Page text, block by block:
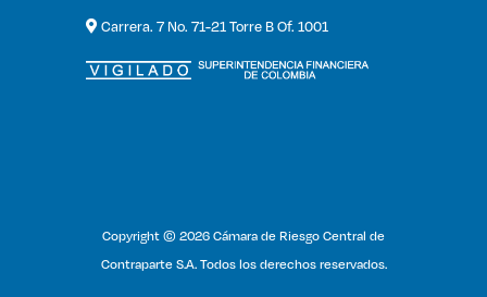
Carrera. 7 No. 71-21 Torre B Of. 1001
Copyright © 2026 Cámara de Riesgo Central de
Contraparte S.A. Todos los derechos reservados.